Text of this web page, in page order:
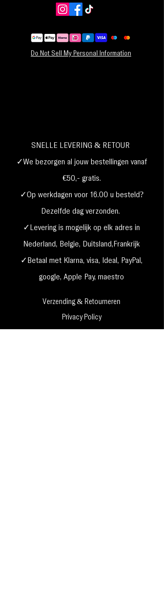
Do Not Sell My Personal Information
SNELLE LEVERING & RETOUR
✓We bezorgen al jouw bestellingen vanaf
€50,- gratis.
✓Op werkdagen voor 16.00 u besteld?
Dezelfde dag verzonden.
✓Levering is mogelijk op elk adres in
Nederland, België, Duitsland,Frankrijk
✓Betaal met Klarna, visa, Ideal, PayPal,
google, Apple Pay, maestro
Verzending & Retourneren
Privacy Policy